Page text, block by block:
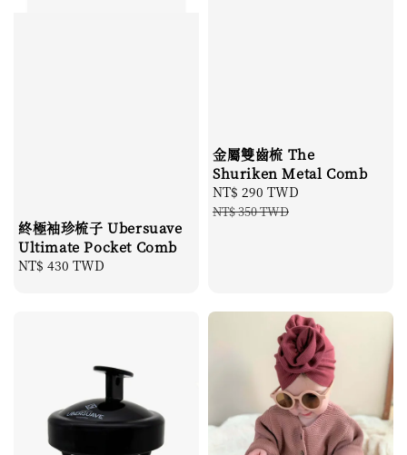
終極袖珍梳子 Ubersuave
Ultimate Pocket Comb
Regular
NT$ 430 TWD
金屬雙齒梳 The
Shuriken Metal Comb
Sale
price
NT$ 290 TWD
NT$ 350 TWD